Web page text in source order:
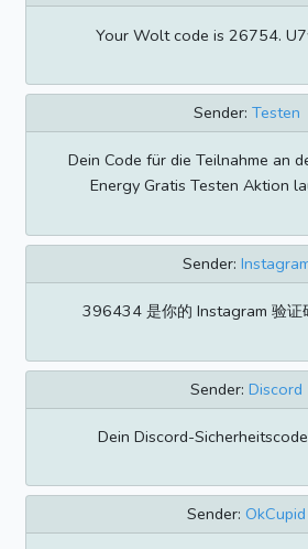
Your Wolt code is 26754.
Sender: Testen
Dein Code für die Teilnahme an
Energy Gratis Testen Aktion
Sender:
396434 是你的 Instagram 验证
Sender: Discord
Dein Discord-
Sender: OkCupid